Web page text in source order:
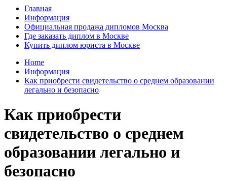
Главная
Информация
Официальная продажа дипломов Москва
Где заказать диплом в Москве
Купить диплом юриста в Москве
Home
Информация
Как приобрести свидетельство о среднем образовании
легально и безопасно
Как приобрести
свидетельство о среднем
образовании легально и
безопасно